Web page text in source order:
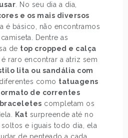
. No seu dia a dia,
e os mais diversos
é básico, não encontramos
Dentre as
de top cropped e calça
é raro encontrar a atriz sem
lita ou sandália com
como tatuagens
de correntes
completam os
Kat surpreende até no
e iguais todo dia, ela